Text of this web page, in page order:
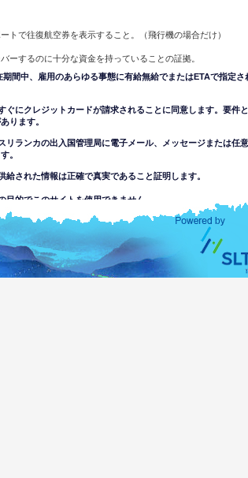
トで往復航空券を表示すること。（飛行機の場合だけ）
ーするのに十分な資金を持っていることの証拠。
間中、雇用のあらゆる事態に有給無給でまたはETAで指定さ
にクレジットカードが請求されることに同意します。要件
ります。
ランカの出入国管理局に電子メール、メッセージまたは任
。
された情報は正確で真実であること証明します。
的でこのサイトを使用できません。
により
は正確さについてスリランカの出入国管理局は責任を負いま